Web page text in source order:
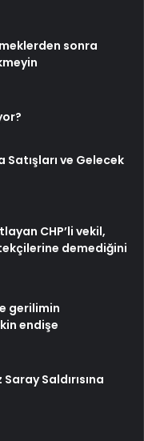
sonra
Satışları ve Gelecek
CHP’li vekil,
demediğini
gerilimin
endişe
Saldırısına